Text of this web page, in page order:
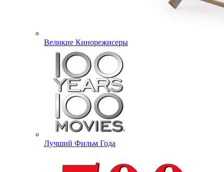
Великие Кинорежисеры
Лучший Фильм Года